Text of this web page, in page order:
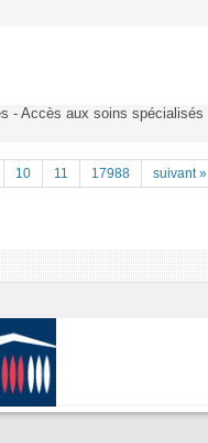
- Accès aux soins spécialisés
10 11 17988 suivant »